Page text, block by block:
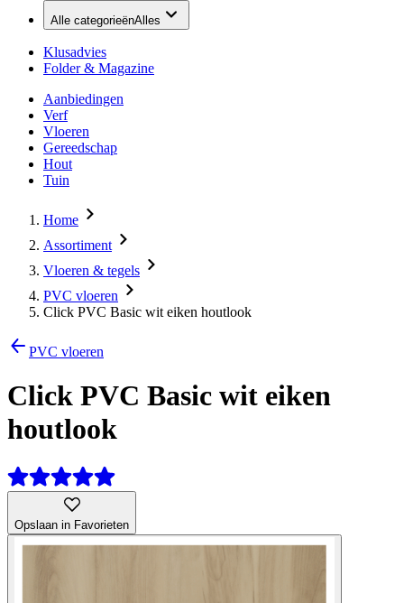
Alle categorieënAlles
Klusadvies
Folder & Magazine
Aanbiedingen
Verf
Vloeren
Gereedschap
Hout
Tuin
Home
Assortiment
Vloeren & tegels
PVC vloeren
Click PVC Basic wit eiken houtlook
PVC vloeren
Click PVC Basic wit eiken
houtlook
Opslaan in Favorieten